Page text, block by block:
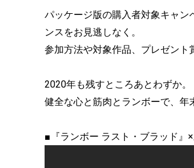
パッケージ版の購入者対象キャ
ンスをお見逃しなく。
参加方法や対象作品、プレゼント
2020年も残すところあとわずか。
健全な心と筋肉とランボーで、年
■『ランボー ラスト・ブラッド』